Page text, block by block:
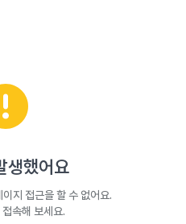
생했어요
지 접근을 할 수 없어요.
속해 보세요.